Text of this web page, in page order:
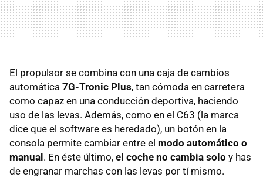
El propulsor se combina con una caja de cambios
automática 7G-Tronic Plus, tan cómoda en carretera
como capaz en una conducción deportiva, haciendo
uso de las levas. Además, como en el C63 (la marca
dice que el software es heredado), un botón en la
consola permite cambiar entre el modo automático o
manual . En éste último, el coche no cambia solo y has
de engranar marchas con las levas por tí mismo.